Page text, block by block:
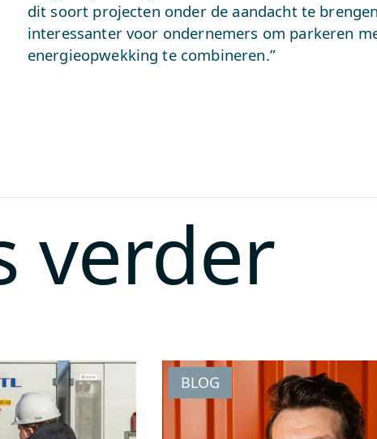
dit soort projecten onder de aandacht te
interessanter voor ondernemers om ​​parkeren
energieopwekking te combineren.”
verder
BLOG